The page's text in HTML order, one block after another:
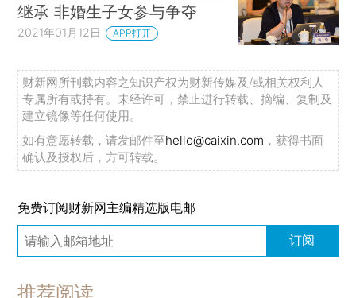
继承 非婚生子女参与争夺
2021年01月12日 APP打开
财新网所刊载内容之知识产权为财新传媒及/或相关权利人
专属所有或持有。未经许可，禁止进行转载、摘编、复制及
建立镜像等任何使用。
如有意愿转载，请发邮件至hello@caixin.com ，获得书面
确认及授权后，方可转载。
免费订阅财新网主编精选版电邮
订阅
推荐阅读